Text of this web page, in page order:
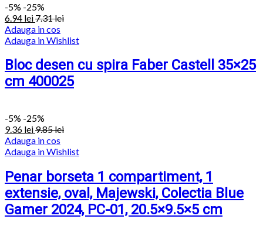
-5% -25%
6.94 lei7.31lei
Adauga in cos
Adauga in Wishlist
Bloc desen cu spira Faber Castell 35×25
cm 400025
-5% -25%
9.36 lei9.85lei
Adauga in cos
Adauga in Wishlist
Penar borseta 1 compartiment, 1
extensie, oval, Majewski, Colectia Blue
Gamer 2024, PC-01, 20.5×9.5×5 cm